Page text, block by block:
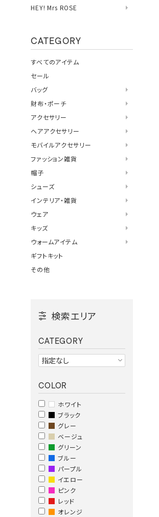
HEY! Mrs ROSE
CATEGORY
すべてのアイテム
セール
バッグ
財布・ポーチ
アクセサリー
ヘアアクセサリー
モバイルアクセサリー
ファッション雑貨
帽子
シューズ
インテリア・雑貨
ウェア
キッズ
ウォームアイテム
ギフトキット
その他
検索エリア
CATEGORY
COLOR
ホワイト
ブラック
グレー
ベージュ
グリーン
ブルー
パープル
イエロー
ピンク
レッド
オレンジ